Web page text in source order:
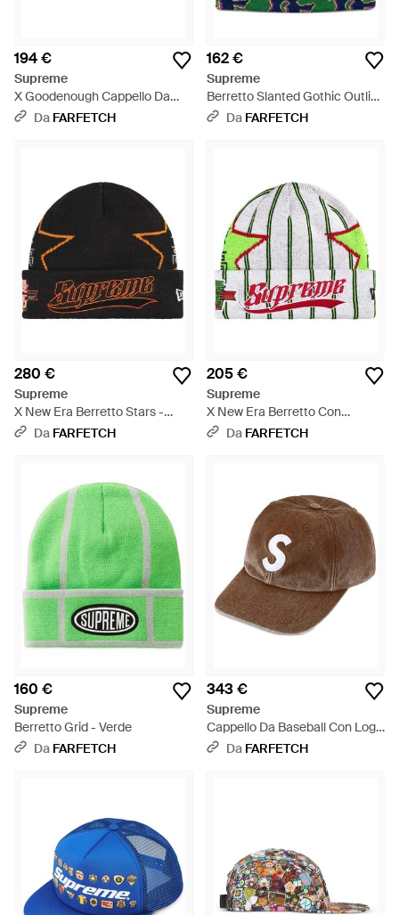
194 €
Supreme
X Goodenough Cappello Da
Baseball - Rosso
Da FARFETCH
162 €
Supreme
Berretto Slanted Gothic Outline
- Verde
Da FARFETCH
280 €
Supreme
X New Era Berretto Stars -
NeroDa FARFETCH
205 €
Supreme
X New Era Berretto Con
Stampa Stelle - Grigio
Da FARFETCH
160 €
Supreme
Berretto Grid - Verde
Da FARFETCH
343 €
Supreme
Cappello Da Baseball Con Logo
- Marrone
Da FARFETCH